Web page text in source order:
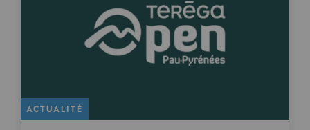
Sécurité et cybersécurité
Santé et sécurité au travail
Gouvernance responsable
ACTUALITÉ